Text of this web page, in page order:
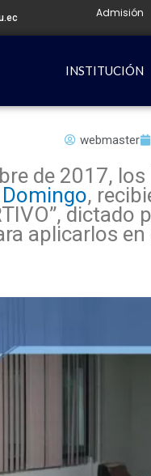
Admisión
INSTITUCIÓN
webmaster
de 2017,
,
aplicarlos